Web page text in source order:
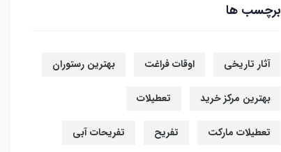
برچسب ها
آثار تاریخی اوقات فراغت بهترین رستوران
بهترین مرکز خرید تعطیلات
تعطیلات مارکت تفریح تفریحات آبی